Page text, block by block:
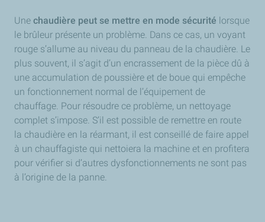
Une chaudière peut se mettre en mode sécurité lorsque
le brûleur présente un problème. Dans ce cas, un voyant
rouge s’allume au niveau du panneau de la chaudière. Le
plus souvent, il s’agit d’un encrassement de la pièce dû à
une accumulation de poussière et de boue qui empêche
un fonctionnement normal de l’équipement de
chauffage. Pour résoudre ce problème, un nettoyage
complet s’impose. S’il est possible de remettre en route
la chaudière en la réarmant, il est conseillé de faire appel
à un chauffagiste qui nettoiera la machine et en profitera
pour vérifier si d’autres dysfonctionnements ne sont pas
à l’origine de la panne.